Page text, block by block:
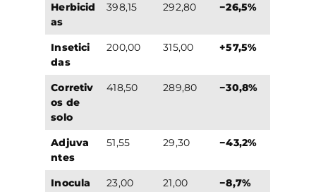
Herbicid
as
398,15 292,80 −26,5%
Insetici
das
200,00 315,00 +57,5%
Corretiv
os de
solo
418,50 289,80 −30,8%
Adjuva
ntes
51,55 29,30 −43,2%
Inocula
23,00 21,00 −8,7%